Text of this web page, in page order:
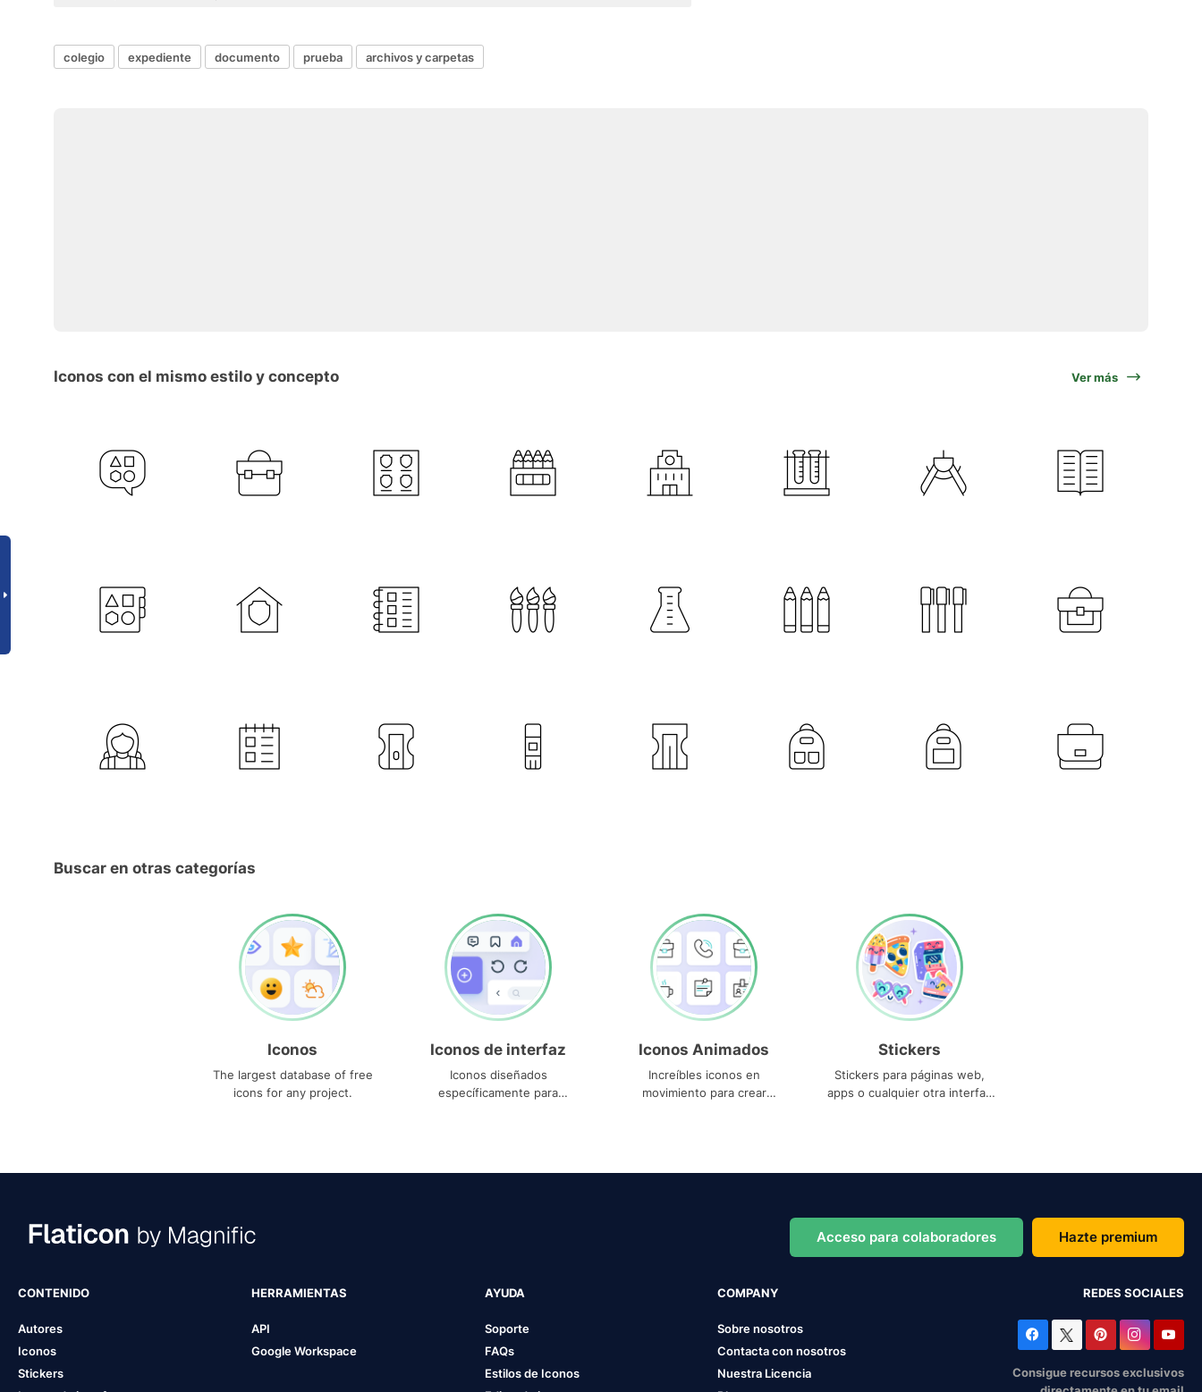
colegio expediente documento prueba archivos y carpetas
Iconos con el mismo estilo y concepto Ver más
Buscar en otras categorías
Iconos
The largest database of free
icons for any project.
Iconos de interfaz
Iconos diseñados
específicamente para
Iconos Animados
Increíbles iconos en
movimiento para crear
Stickers
Stickers para páginas web,
apps o cualquier otra interfaz
Acceso para colaboradores Hazte premium
CONTENIDO
Autores
Iconos
Stickers
HERRAMIENTAS
API
Google Workspace
AYUDA
Soporte
FAQs
Estilos de Iconos
COMPANY
Sobre nosotros
Contacta con nosotros
Nuestra Licencia
REDES SOCIALES
Consigue recursos exclusivos